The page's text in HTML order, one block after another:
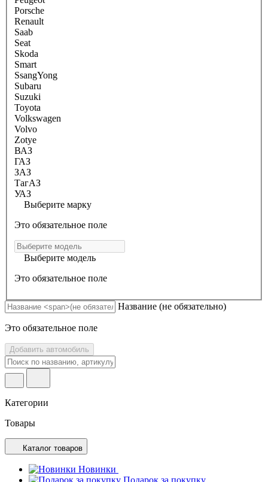
Porsche
Renault
Saab
Seat
Skoda
Smart
SsangYong
Subaru
Suzuki
Toyota
Volkswagen
Volvo
Zotye
ВАЗ
ГАЗ
ЗАЗ
ТагАЗ
УАЗ
Выберите марку
Это обязательное поле
Выберите модель
Это обязательное поле
Название (не обязательно)
Это обязательное поле
Добавить автомобиль
Категории
Товары
Каталог товаров
Новинки